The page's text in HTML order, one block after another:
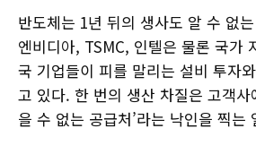
반도체는 1년 뒤의 생사도 알 수 없
엔비디아, TSMC, 인텔은 물론 국가
국 기업들이 피를 말리는 설비 투자
고 있다. 한 번의 생산 차질은 고객사
을 수 없는 공급처’라는 낙인을 찍는